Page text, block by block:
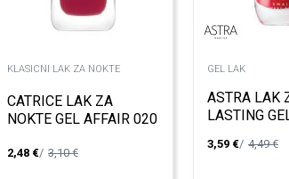
KLASICNI LAK ZA NOKTE
CATRICE LAK ZA
NOKTE GEL AFFAIR 020
2,48 € 3,10€
GEL LAK
ASTRA LAK
LASTING
3,59 € 4,49€